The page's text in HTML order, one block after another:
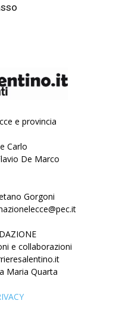
e provincia
Carlo
De Marco
Gorgoni
e collaborazioni
Maria Quarta